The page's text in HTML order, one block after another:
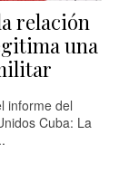
relación
una
informe del
Cuba: La